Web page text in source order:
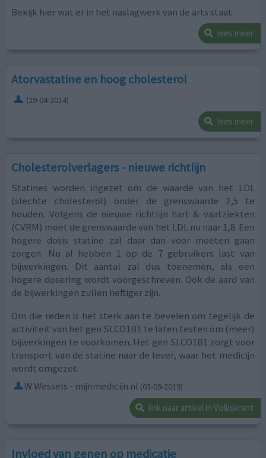
Bekijk hier wat er in het naslagwerk van de arts staat
lees meer
Atorvastatine en hoog cholesterol
(29-04-2014)
lees meer
Cholesterolverlagers - nieuwe richtlijn
Statines worden ingezet om de waarde van het LDL
(slechte cholesterol) onder de grenswaarde 2,5 te
houden. Volgens de nieuwe richtlijn hart & vaatziekten
(CVRM) moet de grenswaarde van het LDL nu naar 1,8. Een
hogere dosis statine zal daar dan voor moeten gaan
zorgen. Nu al hebben 1 op de 7 gebruikers last van
bijwerkingen. Dit aantal zal dus toenemen, als een
hogere dosering wordt voorgeschreven. Ook de aard van
de bijwerkingen zullen heftiger zijn.
Om die reden is het sterk aan te bevelen om tegelijk de
activiteit van het gen SLCO1B1 te laten testen om (meer)
bijwerkingen te voorkomen. Het gen SLCO1B1 zorgt voor
transport van de statine naar de lever, waar het medicijn
wordt omgezet.
W Wessels - mijnmedicijn.nl (03-09-2019)
link naar artikel in Volkskrant
Invloed van genen op medicatie